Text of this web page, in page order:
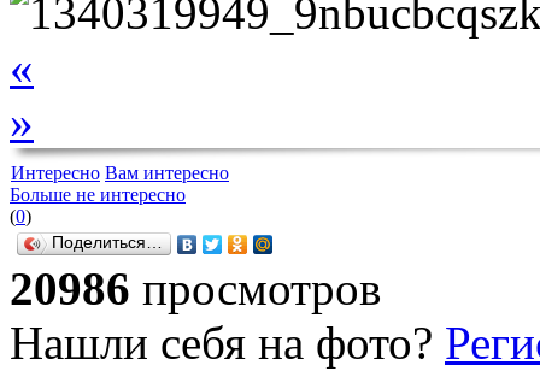
«
»
Интересно Вам интересно
Больше не интересно
(0)
Поделиться…
20986 просмотров
Нашли себя на фото?